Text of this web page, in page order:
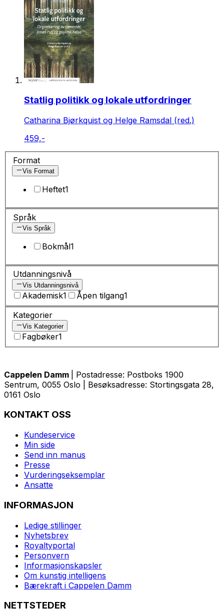
Statlig politikk og lokale utfordringer
Catharina Bjørkquist og Helge Ramsdal (red.)
459,-
Format
Vis Format
Heftet1
Språk
Vis Språk
Bokmål1
Utdanningsnivå
Vis Utdanningsnivå
Akademisk1 Åpen tilgang1
Kategorier
Vis Kategorier
Fagbøker1
Cappelen Damm
| Postadresse: Postboks 1900
Sentrum, 0055 Oslo | Besøksadresse: Stortingsgata 28,
0161 Oslo
KONTAKT OSS
Kundeservice
Min side
Send inn manus
Presse
Vurderingseksemplar
Ansatte
INFORMASJON
Ledige stillinger
Nyhetsbrev
Royaltyportal
Personvern
Informasjonskapsler
Om kunstig intelligens
Bærekraft i Cappelen Damm
NETTSTEDER